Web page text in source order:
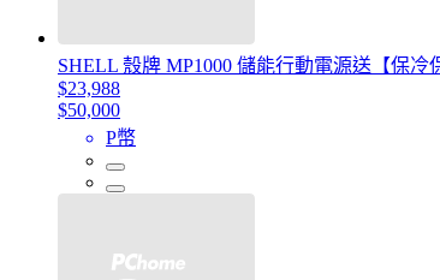
SHELL 殼牌 MP1000 儲能行動電源送【保冷
$23,988
$50,000
P幣